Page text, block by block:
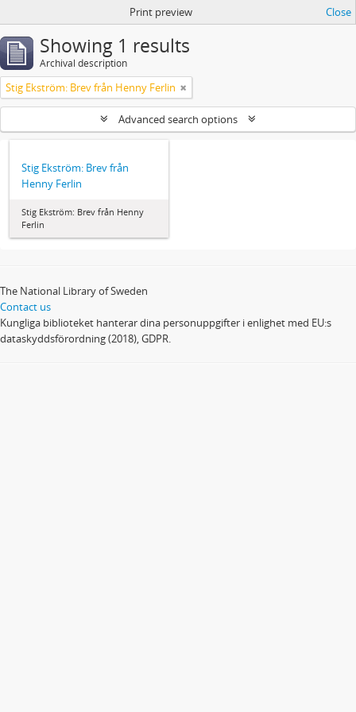
Print preview Close
Showing 1 results
Archival description
Stig Ekström: Brev från Henny Ferlin
Advanced search options
Stig Ekström: Brev från
Henny Ferlin
Stig Ekström: Brev från Henny
Ferlin
The National Library of Sweden
Contact us
Kungliga biblioteket hanterar dina personuppgifter i enlighet med EU:s
dataskyddsförordning (2018), GDPR.